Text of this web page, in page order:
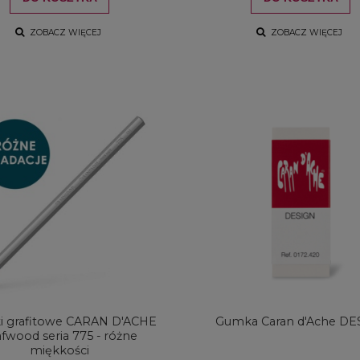
104,00 zł
DO KOSZYKA DO KOSZYKA
ZOBACZ WIĘCEJ ZOBACZ WIĘCEJ
grafitowe CARAN D'ACHE
seria 775 - różne
miękkości
Gumka Caran d'Ache